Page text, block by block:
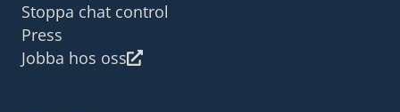
Stoppa chat control
Press
Jobba hos oss